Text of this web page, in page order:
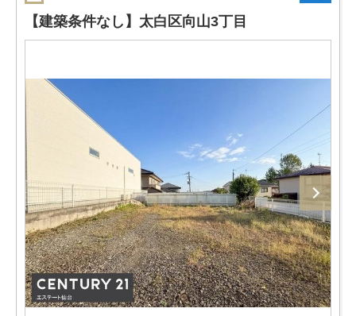
【建築条件なし】太白区向山3丁目